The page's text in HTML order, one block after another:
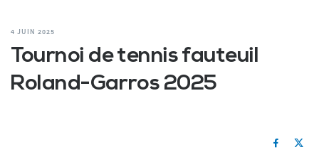
4 JUIN 2025
Tournoi de tennis fauteuil
Roland-Garros 2025